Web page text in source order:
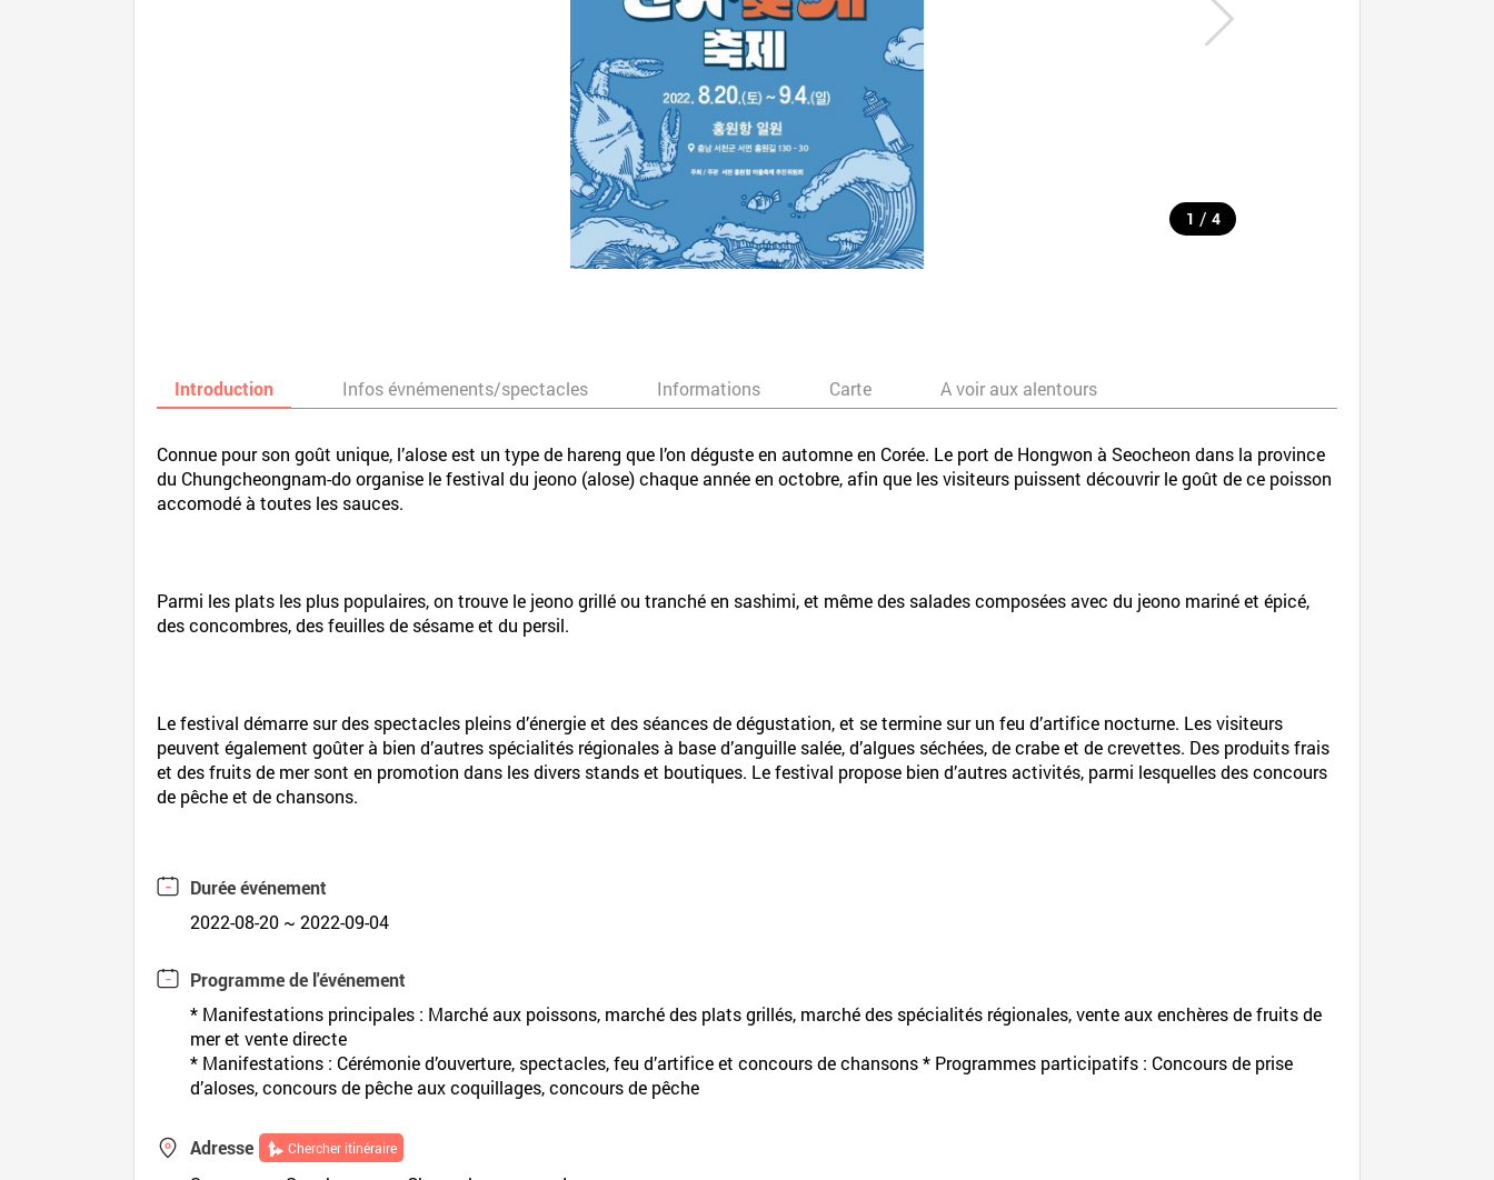
1 / 4
Introduction Infos évnémenents/spectacles Informations Carte A voir aux alentours
Connue pour son goût unique, l’alose est un type de hareng que l’on déguste en automne en Corée. Le port de Hongwon à Seocheon dans la province
du Chungcheongnam-do organise le festival du jeono (alose) chaque année en octobre, afin que les visiteurs puissent découvrir le goût de ce poisson
accomodé à toutes les sauces.
Parmi les plats les plus populaires, on trouve le jeono grillé ou tranché en sashimi, et même des salades composées avec du jeono mariné et épicé,
des concombres, des feuilles de sésame et du persil.
Le festival démarre sur des spectacles pleins d’énergie et des séances de dégustation, et se termine sur un feu d’artifice nocturne. Les visiteurs
peuvent également goûter à bien d’autres spécialités régionales à base d’anguille salée, d’algues séchées, de crabe et de crevettes. Des produits frais
et des fruits de mer sont en promotion dans les divers stands et boutiques. Le festival propose bien d’autres activités, parmi lesquelles des concours
de pêche et de chansons.
Durée événement
2022-08-20 ~ 2022-09-04
Programme de l'événement
* Manifestations principales : Marché aux poissons, marché des plats grillés, marché des spécialités régionales, vente aux enchères de fruits de
mer et vente directe
* Manifestations : Cérémonie d’ouverture, spectacles, feu d’artifice et concours de chansons * Programmes participatifs : Concours de prise
d’aloses, concours de pêche aux coquillages, concours de pêche
Adresse Chercher itinéraire